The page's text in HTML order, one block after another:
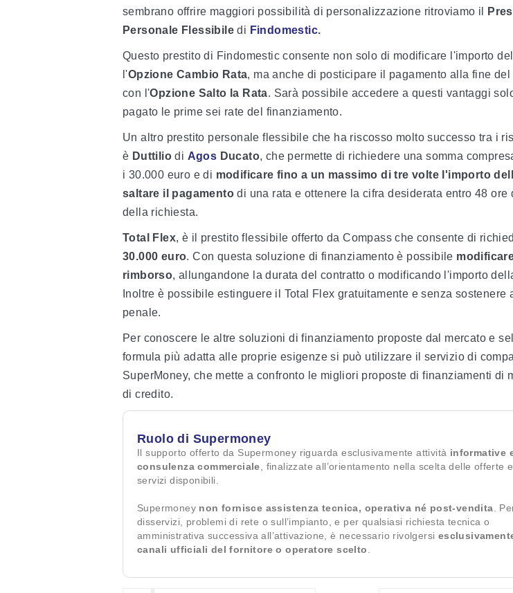
sembrano offrire maggiori possibilità di personalizzazione ritroviamo il
Personale Flessibile di Findomestic.
Questo prestito di Findomestic consente non solo di modificare l'importo
l'Opzione Cambio Rata, ma anche di posticipare il pagamento alla fine del
con l'Opzione Salto la Rata. Sarà possibile accedere a questi vantaggi
pagato le prime sei rate del finanziamento.
Un altro prestito personale flessibile che ha riscosso molto successo tra i
è Duttilio di Agos Ducato, che permette di richiedere una somma
i 30.000 euro e di modificare fino a un massimo di tre volte l'importo
saltare il pagamento di una rata e ottenere la cifra desiderata entro 48 ore
della richiesta.
Total Flex, è il prestito flessibile offerto da Compass che consente di
30.000 euro. Con questa soluzione di finanziamento è possibile
rimborso, allungandone la durata del contratto o modificando l'importo
Inoltre è possibile estinguere il Total Flex gratuitamente e senza sostenere
penale.
Per conoscere le altre soluzioni di finanziamento proposte dal mercato e
formula più adatta alle proprie esigenze si può utilizzare il servizio di
SuperMoney, che mette a confronto le migliori proposte di finanziamenti di
di credito.
Ruolo di Supermoney
Il supporto offerto da Supermoney riguarda esclusivamente attività informative
consulenza commerciale , finalizzate all’orientamento nella scelta delle offerte
servizi disponibili.
Supermoney non fornisce assistenza tecnica, operativa né post-vendita .
disservizi, problemi di rete o sull’impianto, e per qualsiasi richiesta tecnica o
amministrativa successiva all’attivazione, è necessario rivolgersi
canali ufficiali del fornitore o operatore scelto